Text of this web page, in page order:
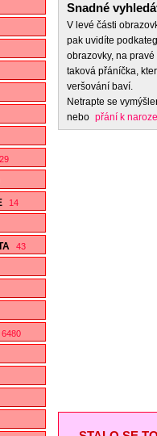
29
14
43
6480
Snadné
V levé části
pak uvidíte
obrazovky, na pravé
taková přáníčka,
veršování baví.
Netrapte se
nebo přání k